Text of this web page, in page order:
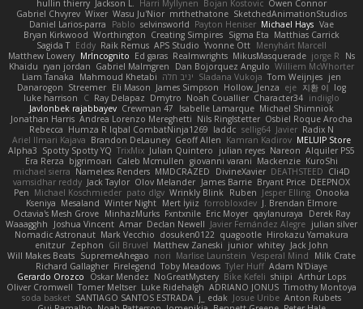
hullin thierry Jackson L. Harri Myllynen Bojan Kostovic Owen Connor
Gabriel Chvyrev Wixer Wasu Ju'Nior mrthethatone SketchedAnimationStudios
Daniel Larios-parra
Pablo selvinsworld Payton Heniser Michael Hays Vae
Bryan Kirkwood Worthington Creating Simpires Sigma Eta Matthias Carrick
Sagida T Eddy Raik Remus APS Studio Yvonne Ott Menyhárt Marcell
Matthew Lowery MrIncognito Ed garas Realmwrights MikusMasquerade jorge R
Ns
Khaidu ryan jordan Gabriel Malmgren Dan Bojorquez Angulo Williem McWhorter
Liam Tanaka
Mahmoud Khetabi יניב חלה Sladana Vukoja Tom Weijnjes jen
Danarogon Streemer Eli Mason James Simpson Hollow_Jenza eje 지환 이 log
luke harrison
C Ray Delapaz Dmytro Noah Couallier Character34 indiiglo
Javlonbek rajabbayev Crewman 47 Isabelle Lamarque Michael Shimniok
Jonathan Harris Andrea Lorenzo Mereghetti Nils Ringlstetter Osbiel Roque Arocha
Rebecca Humza R Iqbal CombatNinja1269 laddc sellig64 Javier Radix N
Ariel Ilmari Kajava Brandon DeLauney Geoff Allen Kamran Kadirov MELUIP Store
Alpha3 Spotty Spotty YQ TrixMix Julian Quintero julian reyes Nareon Alquiler PS5
Era Rerza bjgrimoari Caleb Mcmullen giovanni varani Mackenzie KuroShi
michael sierra Nameless Renders MMDCRAZED DivineXavier DEATHSTEED Cli4D
vamsidhar reddy Jack Taylor Olov Melander James Barrie Bryant Price DEEPNOX
Pen Michael Koschmieder pato dlgv Wrinkly Blink Ruben Jesper Elling Onooka
Kseniya Mesaland Winter Night Mert İyiiz forrobloxdev J. Brendan Elmore
Octavia's Mesh Grove MinhazMurks Fxntxnile Eric Moyer qaylanuraya
Derek Ray
Waaagghh
Joshua Vincent Amar Declan Newell Javier Fernández Alegre julian silver
Nomadic Astronaut Mark Vecchio dosuken0122 quagootle Hirokazu Yamakura
enitzur Zephon Gil Bruvel Matthew Zaneski junior whitey Jack John
Will Makes Beats SupremeAhegao nori Marlise Launstein Vesperal Mind
Milk Crate
Richard Gallagher Firelegend Toby Meadows Tyler Huff Adam N'Diaye
Gerardo Orozco
Oskar Mendez NoGreatMystery Bike Kefeli shiipi Arthur Lops
Oliver Cromwell Tomer Meltser Luke Ridehalgh ADRIANO JONUS Timothy Montoya
soda basket SANTIAGO SANTOS ESTRADA j_ edak Josue Uribe Anton Rubets